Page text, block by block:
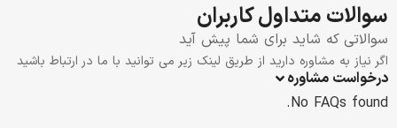
سوالات متداول کاربران
سوالاتی که شاید برای شما پیش آید
اگر نیاز به مشاوره دارید از طریق لینک زیر می توانید با ما در ارتباط باشید
درخواست مشاوره
No FAQs found.